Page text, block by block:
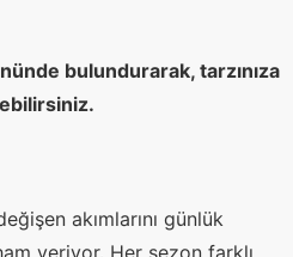
bulundurarak, tarzınıza
akımlarını günlük
veriyor. Her sezon farklı